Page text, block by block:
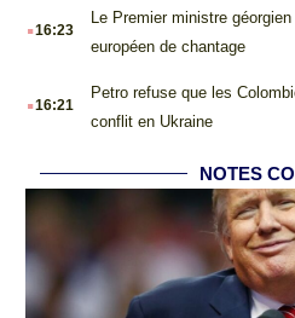
.16:23
Le Premier ministre
européen de chantage
.16:21
Petro refuse que les
conflit en Ukraine
NOTES